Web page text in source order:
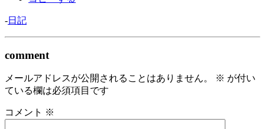
-日記
comment
メールアドレスが公開されることはありません。 ※ が付い
ている欄は必須項目です
コメント ※